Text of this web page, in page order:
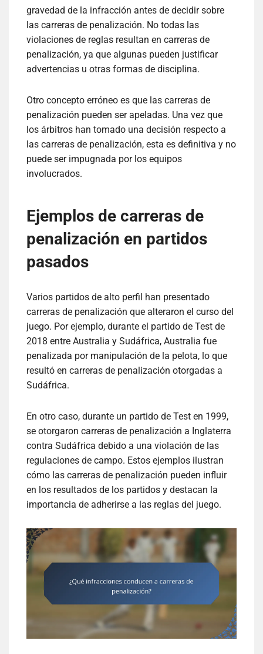
gravedad de la infracción antes de decidir sobre
las carreras de penalización. No todas las
violaciones de reglas resultan en carreras de
penalización, ya que algunas pueden justificar
advertencias u otras formas de disciplina.
Otro concepto erróneo es que las carreras de
penalización pueden ser apeladas. Una vez que
los árbitros han tomado una decisión respecto a
las carreras de penalización, esta es definitiva y no
puede ser impugnada por los equipos
involucrados.
Ejemplos de carreras de
penalización en partidos
pasados
Varios partidos de alto perfil han presentado
carreras de penalización que alteraron el curso del
juego. Por ejemplo, durante el partido de Test de
2018 entre Australia y Sudáfrica, Australia fue
penalizada por manipulación de la pelota, lo que
resultó en carreras de penalización otorgadas a
Sudáfrica.
En otro caso, durante un partido de Test en 1999,
se otorgaron carreras de penalización a Inglaterra
contra Sudáfrica debido a una violación de las
regulaciones de campo. Estos ejemplos ilustran
cómo las carreras de penalización pueden influir
en los resultados de los partidos y destacan la
importancia de adherirse a las reglas del juego.